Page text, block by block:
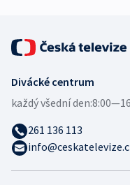
Divácké centrum
každý všední den:
261 136 113